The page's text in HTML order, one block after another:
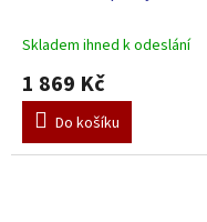
M
Galaxy - Růžová
Skladem ihned k odeslání
1 869 Kč
Do košíku